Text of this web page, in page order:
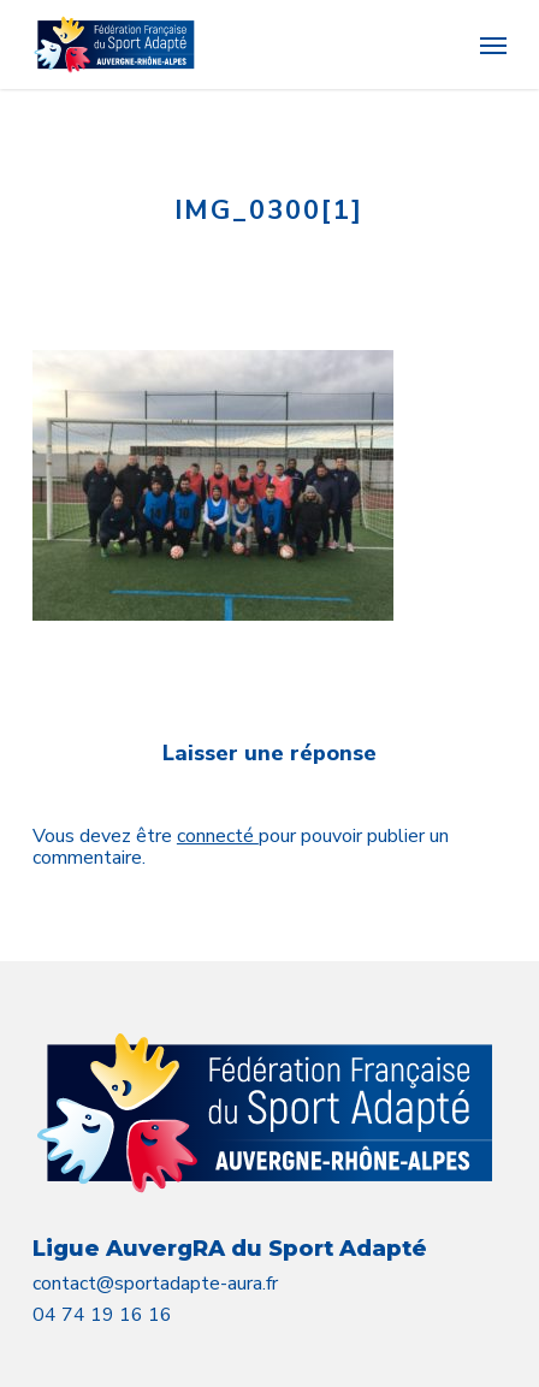
main
content
Menu
IMG_0300[1]
Laisser une réponse
Vous devez être connecté pour pouvoir publier un
commentaire.
Ligue AuvergRA du Sport Adapté
contact@sportadapte-aura.fr
04 74 19 16 16